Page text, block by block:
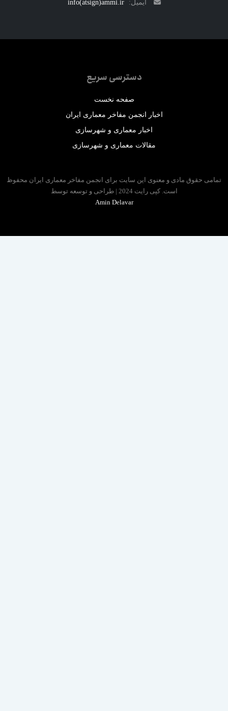
ایمیل:
info(atsign)ammi.ir
دسترسی سریع
صفحه نخست
اخبار انجمن مفاخر معماری ایران
اخبار معماری و شهرسازی
مقالات معماری و شهرسازی
حقوق مادی و معنوی این سایت برای انجمن مفاخر معماری ایران محفوظ
است. کپی رایت 2024 | طراحی و توسعه توسط
Amin Delavar